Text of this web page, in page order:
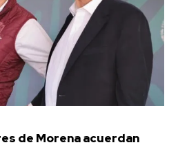
de Morena acuerdan